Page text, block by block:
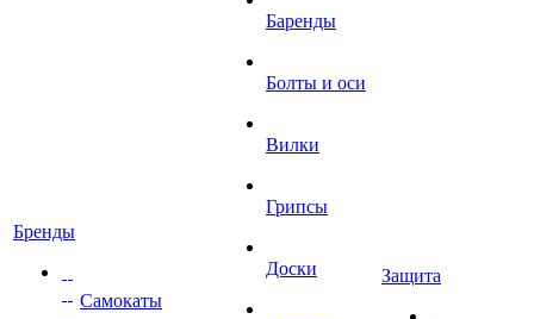
Бренды
Самокаты
Баренды
Болты и оси
Вилки
Грипсы
Доски Защита